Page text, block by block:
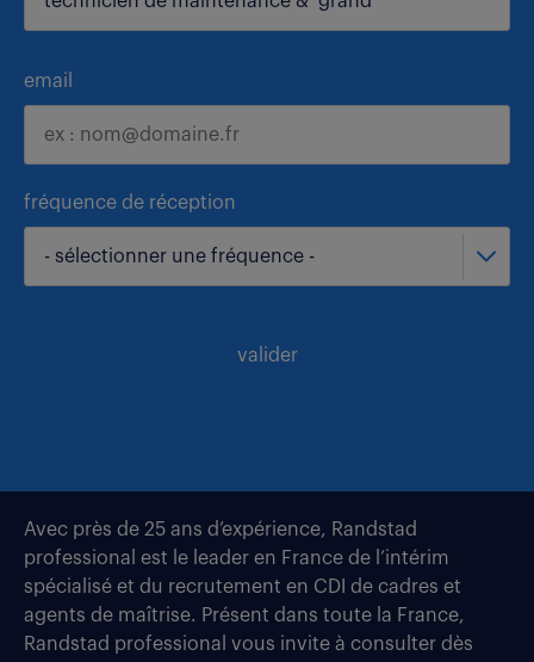
email
fréquence de réception
- sélectionner une fréquence -
valider
Avec près de 25 ans d’expérience, Randstad
professional est le leader en France de l’intérim
spécialisé et du recrutement en CDI de cadres et
agents de maîtrise. Présent dans toute la France,
Randstad professional vous invite à consulter dès